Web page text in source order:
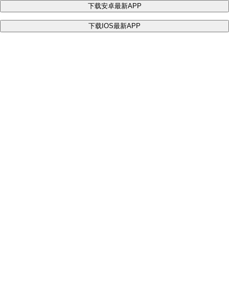
下载安卓最新APP
下载IOS最新APP